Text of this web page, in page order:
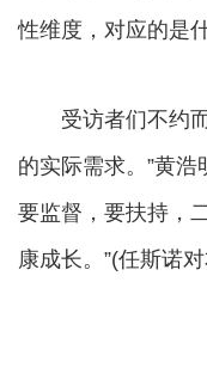
性维度，对应的是
受访者们不约而
的实际需求。”黄
要监督，要扶持，
康成长。”(任斯诺